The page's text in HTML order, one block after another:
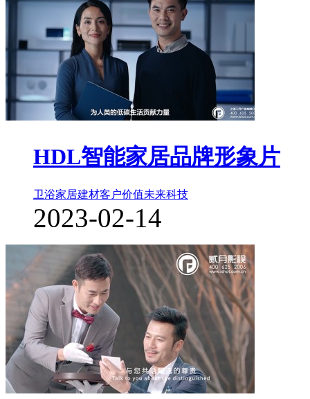
HDL智能家居品牌形象片
卫浴家居建材客户价值未来科技
2023-02-14